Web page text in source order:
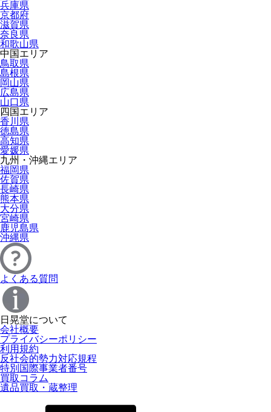
兵庫県
京都府
滋賀県
奈良県
和歌山県
中国エリア
鳥取県
島根県
岡山県
広島県
山口県
四国エリア
香川県
徳島県
高知県
愛媛県
九州・沖縄エリア
福岡県
佐賀県
長崎県
熊本県
大分県
宮崎県
鹿児島県
沖縄県
よくある質問
日晃堂について
会社概要
プライバシーポリシー
利用規約
反社会的勢力対応規程
特別国際事業者番号
買取コラム
遺品買取・蔵整理